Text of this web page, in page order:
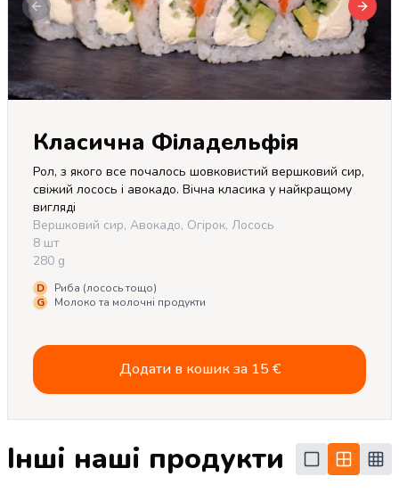
Previous slide Next
Класична Філадельфія
Рол, з якого все почалось шовковистий вершковий сир,
свіжий лосось і авокадо. Вічна класика у найкращому
вигляді
Вершковий сир, Авокадо, Огірок, Лосось
8 шт
280 g
D
Риба (лосось тощо)
G
Молоко та молочні продукти
Додати в кошик за 15€
Інші наші продукти